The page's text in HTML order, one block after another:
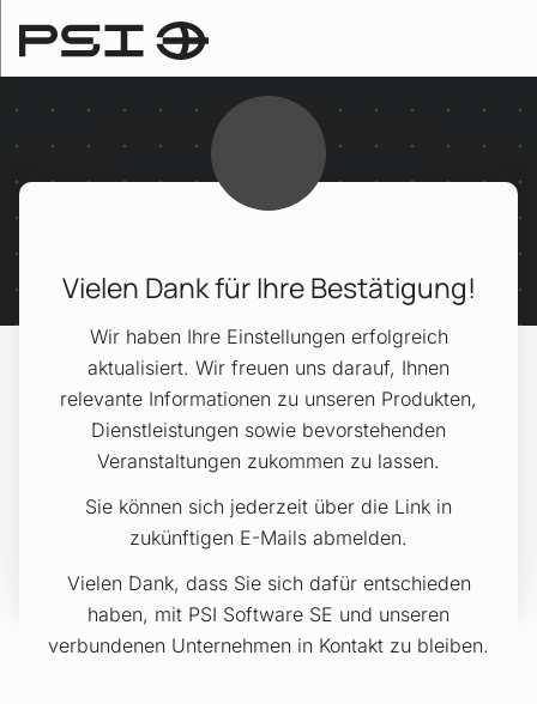
Vielen Dank für Ihre Bestätigung!
Wir haben Ihre Einstellungen erfolgreich
aktualisiert. Wir freuen uns darauf, Ihnen
relevante Informationen zu unseren Produkten,
Dienstleistungen sowie bevorstehenden
Veranstaltungen zukommen zu lassen.
Sie können sich jederzeit über die Link in
zukünftigen E-Mails abmelden.
Vielen Dank, dass Sie sich dafür entschieden
haben, mit PSI Software SE und unseren
verbundenen Unternehmen in Kontakt zu bleiben.